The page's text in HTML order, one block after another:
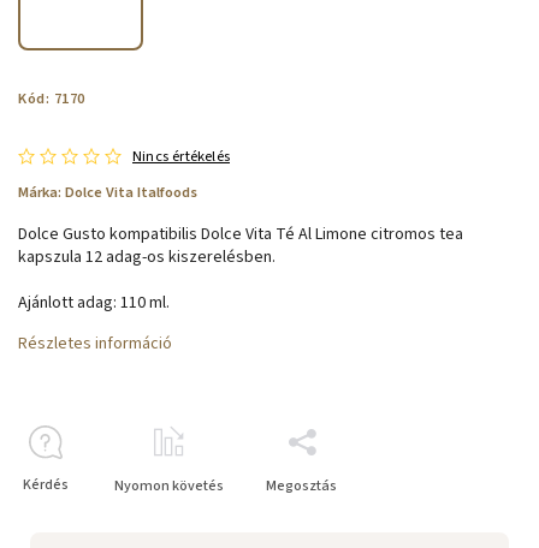
Kód: 7170
Nincs értékelés
Márka: Dolce Vita Italfoods
Dolce Gusto kompatibilis Dolce Vita Té Al Limone citromos tea
kapszula 12 adag-os kiszerelésben.
Ajánlott adag: 110 ml.
Részletes információ
Kérdés Nyomon követés Megosztás